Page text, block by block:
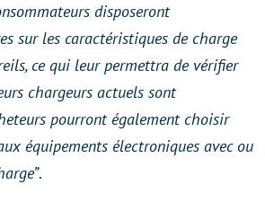
disposeront
sur les caractéristiques de charge
ce qui leur permettra de vérifier
chargeurs actuels sont
pourront également choisir
équipements électroniques avec ou
.